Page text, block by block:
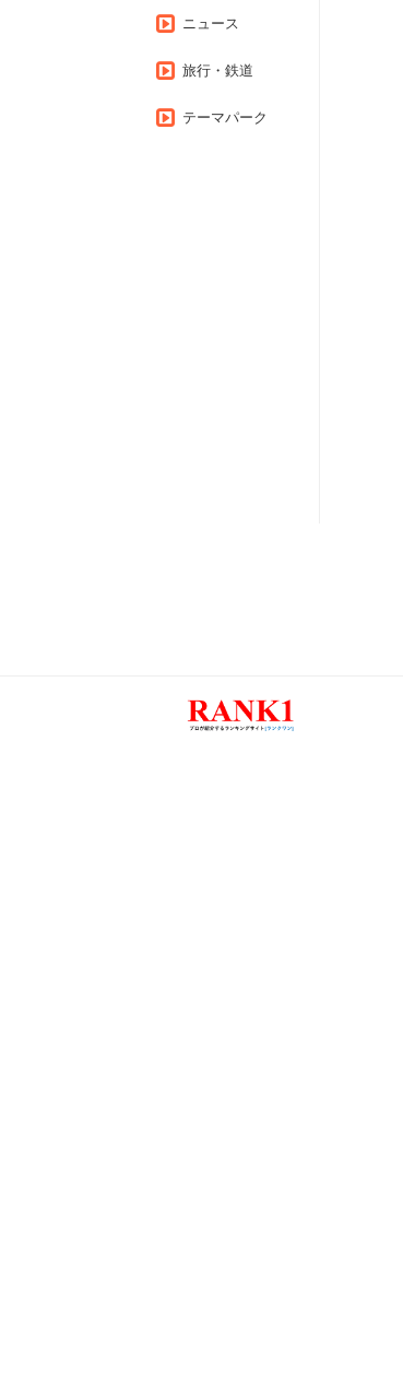
ニュース
旅行・鉄道
テーマパーク